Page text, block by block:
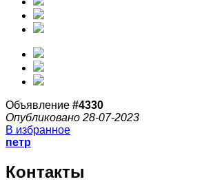
Объявление #4330
Опубликовано 28-07-2023
В избранное
петр
Контакты